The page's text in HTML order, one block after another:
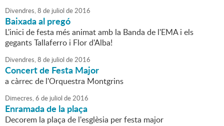
Divendres,8 de juliol de2016
Baixada al pregó
L'inici de festa més animat amb la Banda de l'EMA i els
gegants Tallaferro i Flor d'Alba!
Divendres,8 de juliol de2016
Concert de Festa Major
a càrrec de l'Orquestra Montgrins
Dimecres,6 de juliol de2016
Enramada de la plaça
Decorem la plaça de l'esglèsia per festa major